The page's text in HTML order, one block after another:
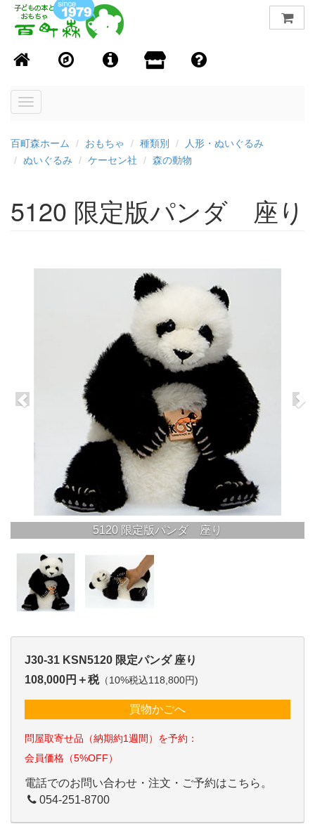
Toggle
百町森ホーム おもちゃ 種類別
人形・ぬいぐるみ
ぬいぐるみ
ケーセン社 森の動物
5120 限定版パンダ 座り
5120 限定版パンダ 座り
J30-31 KSN5120 限定パンダ 座り
108,000円＋税（10%税込118,800円)
買物かごへ
問屋取寄せ品（納期約1週間）を予約：
会員価格（5%OFF）
電話でのお問い合わせ・注文・ご予約はこちら。
054-251-8700